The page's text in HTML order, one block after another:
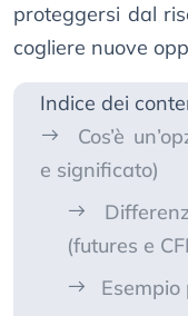
proteggersi dal
cogliere nuove
Indice dei
Cos’è
e significato)
(futures e